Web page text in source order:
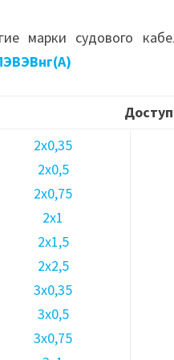
марки судового
2х0,35
2х0,5
2х0,75
2х1
2х1,5
2х2,5
3х0,35
3х0,5
3х0,75